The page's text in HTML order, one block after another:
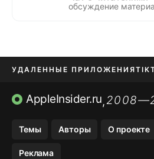
обсуждение
УДАЛЕННЫЕ ПРИЛОЖЕНИЯ
ПРИЛОЖЕНИЯ БЕЗ APP STORE
AppleInsider.ru,
Темы Авторы О проекте
Реклама